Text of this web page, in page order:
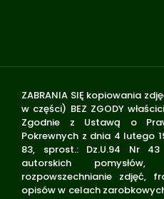
ZABRANIA SIĘ kopiowania
w części) BEZ ZGODY
Zgodnie z Ustawą o
Pokrewnych z dnia 4 lutego
83, sprost.: Dz.U.94 Nr 43
autorskich pomysłów,
rozpowszechnianie zdjęć,
opisów w celach